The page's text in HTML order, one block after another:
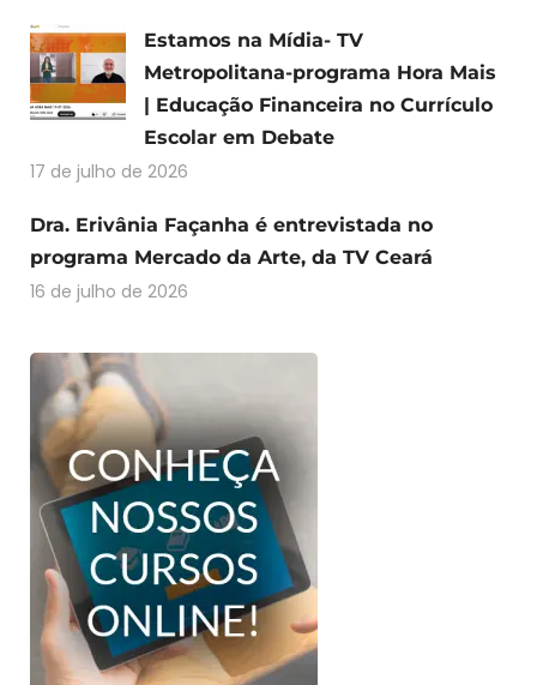
Estamos na Mídia- TV
Metropolitana-programa Hora Mais
| Educação Financeira no Currículo
Escolar em Debate
17 de julho de 2026
Dra. Erivânia Façanha é entrevistada no
programa Mercado da Arte, da TV Ceará
16 de julho de 2026